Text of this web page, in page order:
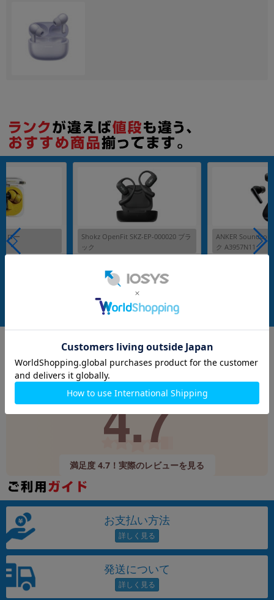
ロー Shokz OpenFit SKZ-EP-000020 ブラ
ック
発売日：2023/07
付属品: 充電ケース
在庫数：1
中古Bランク 5,980 円
ANKER
ク A3957N11
Googleレビュー
9,520件(12/24時点)
4.7
満足度 4.7！実際のレビューを見る
お支払い方法
発送について
発売日
各項目のチェックボックスは「or検索」となります。
ただし機能別のみ「and検索」となります。